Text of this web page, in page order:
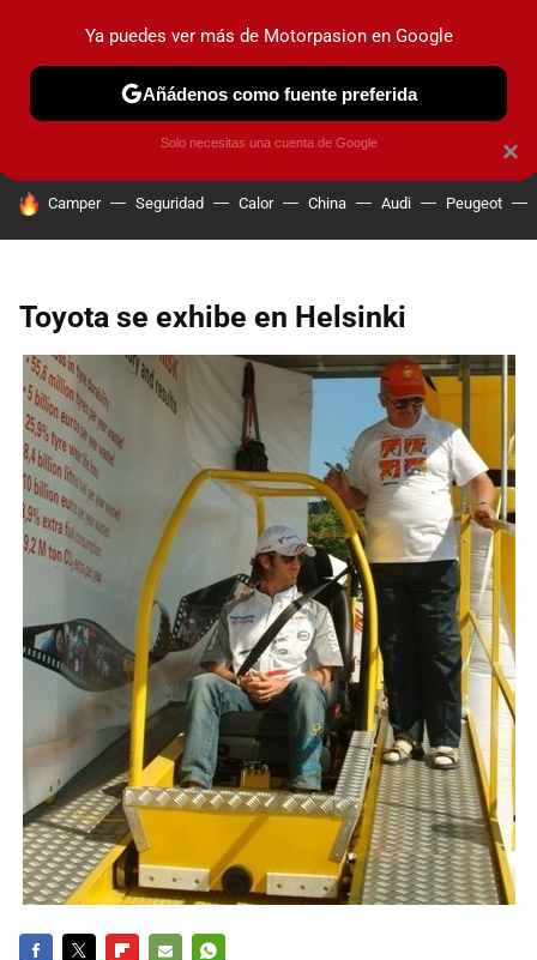
PRUEBAS COCHES ELÉCTRICOS OBSERVATORIO
HOY SE HABLA DE
Camper Seguridad Calor China Audi Peugeot
Toyota se exhibe en Helsinki
×
Ya puedes ver más de Motorpasion en Google
Añádenos como fuente preferida
Solo necesitas una cuenta de Google